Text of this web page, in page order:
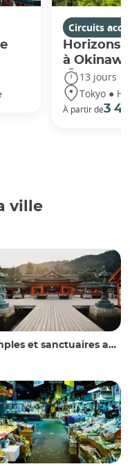
Circuits
Horizons
à Okinawa
13 jours
Tokyo ●
À partir de3
ville
et sanctuaires au Japon